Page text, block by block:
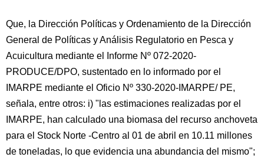
Que, la Dirección Políticas y Ordenamiento de la Dirección
General de Políticas y Análisis Regulatorio en Pesca y
Acuicultura mediante el Informe Nº 072-2020-
PRODUCE/DPO, sustentado en lo informado por el
IMARPE mediante el Oficio Nº 330-2020-IMARPE/ PE,
señala, entre otros: i) "las estimaciones realizadas por el
IMARPE, han calculado una biomasa del recurso anchoveta
para el Stock Norte -Centro al 01 de abril en 10.11 millones
de toneladas, lo que evidencia una abundancia del mismo";